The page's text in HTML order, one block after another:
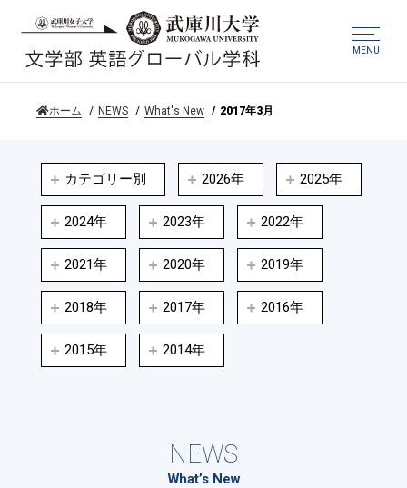
MENU
ホーム NEWS What's New 2017年3月
カテゴリー別 2026年 2025年
2024年 2023年 2022年
2021年 2020年 2019年
2018年 2017年 2016年
2015年 2014年
NEWS
What’s New